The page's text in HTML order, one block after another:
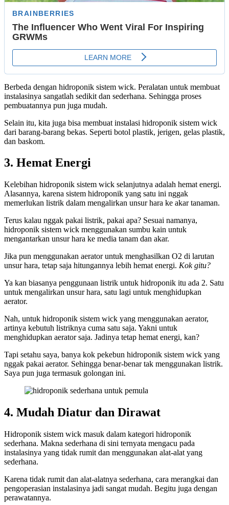
Berbeda dengan hidroponik sistem wick. Peralatan untuk membuat
instalasinya sangatlah sedikit dan sederhana. Sehingga proses
pembuatannya pun juga mudah.
Selain itu, kita juga bisa membuat instalasi hidroponik sistem wick
dari barang-barang bekas. Seperti botol plastik, jerigen, gelas plastik,
dan baskom.
3. Hemat Energi
Kelebihan hidroponik sistem wick selanjutnya adalah hemat energi.
Alasannya, karena sistem hidroponik yang satu ini nggak
memerlukan listrik dalam mengalirkan unsur hara ke akar tanaman.
Terus kalau nggak pakai listrik, pakai apa? Sesuai namanya,
hidroponik sistem wick menggunakan sumbu kain untuk
mengantarkan unsur hara ke media tanam dan akar.
Jika pun menggunakan aerator untuk menghasilkan O2 di larutan
unsur hara, tetap saja hitungannya lebih hemat energi. Kok gitu?
Ya kan biasanya penggunaan listrik untuk hidroponik itu ada 2. Satu
untuk mengalirkan unsur hara, satu lagi untuk menghidupkan
aerator.
Nah, untuk hidroponik sistem wick yang menggunakan aerator,
artinya kebutuh listriknya cuma satu saja. Yakni untuk
menghidupkan aerator saja. Jadinya tetap hemat energi, kan?
Tapi setahu saya, banya kok pekebun hidroponik sistem wick yang
nggak pakai aerator. Sehingga benar-benar tak menggunakan listrik.
Saya pun juga termasuk golongan ini.
4. Mudah Diatur dan Dirawat
Hidroponik sistem wick masuk dalam kategori hidroponik
sederhana. Makna sederhana di sini ternyata mengacu pada
instalasinya yang tidak rumit dan menggunakan alat-alat yang
sederhana.
Karena tidak rumit dan alat-alatnya sederhana, cara merangkai dan
pengoperasian instalasinya jadi sangat mudah. Begitu juga dengan
perawatannya.